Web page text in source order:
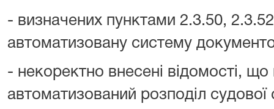
- визначених пунктами 2.3.50,
автоматизовану систему
- некоректно внесені відомості,
автоматизований розподіл судової